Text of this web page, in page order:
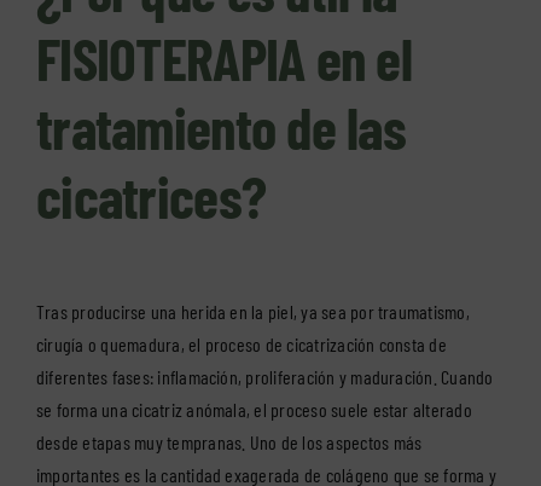
FISIOTERAPIA en el
tratamiento de las
cicatrices?
Tras producirse una herida en la piel, ya sea por traumatismo,
cirugía o quemadura, el proceso de cicatrización consta de
diferentes fases: inflamación, proliferación y maduración. Cuando
se forma una cicatriz anómala, el proceso suele estar alterado
desde etapas muy tempranas. Uno de los aspectos más
importantes es la cantidad exagerada de colágeno que se forma y